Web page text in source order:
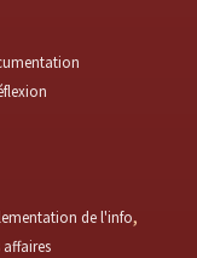
de l'info